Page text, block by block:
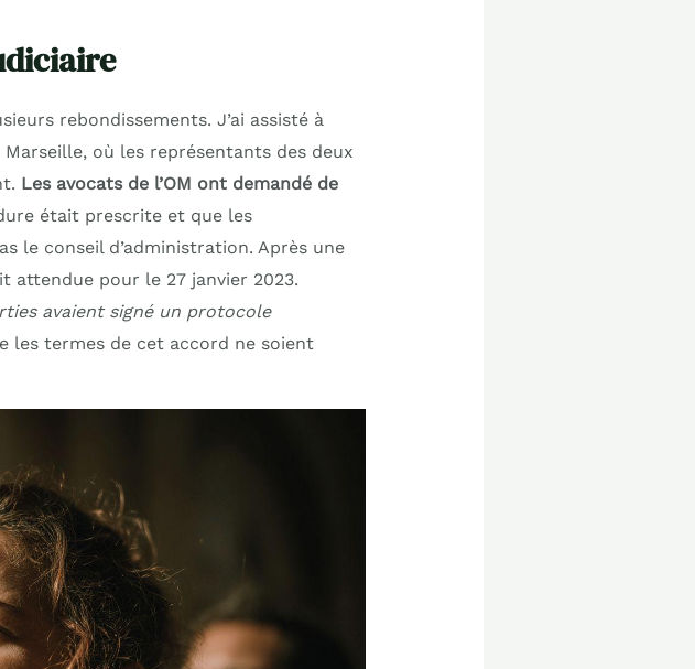
rebondissements. J’ai assisté à
où les représentants des deux
Les avocats de l’OM ont demandé de
était prescrite et que les
le conseil d’administration. Après une
attendue pour le 27 janvier 2023.
avaient signé un protocole
les termes de cet accord ne soient